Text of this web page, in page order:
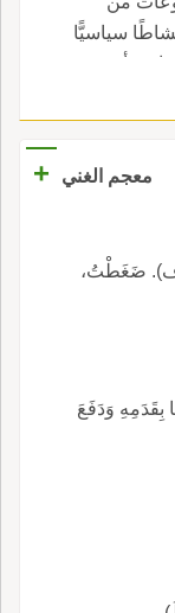
سياسيًّا
أو غير
معجم الغني +
ضَغَطْتُ،
بِقَدَمِهِ وَدَفَعَ